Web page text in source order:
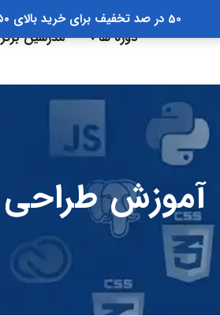
50 در صد تخفیف برای خرید بالای ۱۵۰ هزار تومان با کد off50
دوره ها مدرسین برتر
آموزش طراحی UX با مداد